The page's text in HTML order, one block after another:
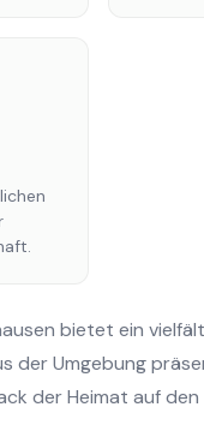
bietet ein
der Umgebung
der Heimat auf